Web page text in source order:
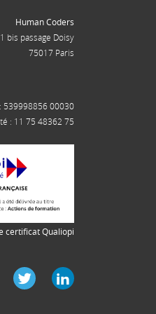
Human Coders
bis passage Doisy
75017 Paris
: 539998856 00030
: 11 75 48362 75
certificat Qualiopi